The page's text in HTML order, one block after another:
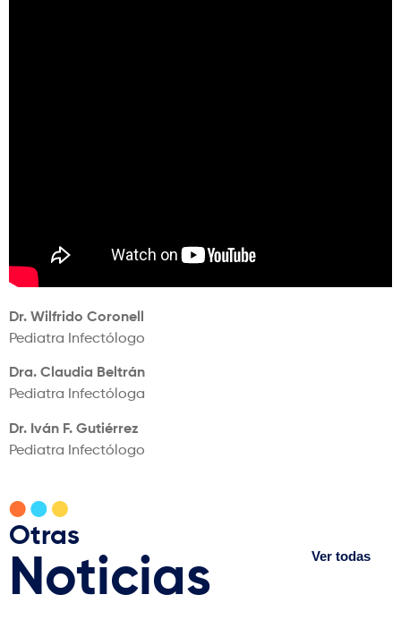
Dr. Wilfrido Coronell
Pediatra Infectólogo
Dra. Claudia Beltrán
Pediatra Infectóloga
Dr. Iván F. Gutiérrez
Pediatra Infectólogo
Otras
Noticias Ver todas